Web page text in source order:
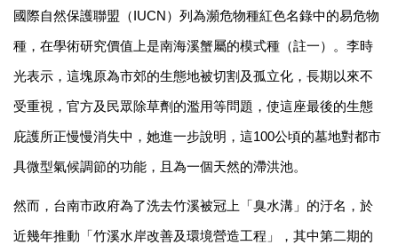
國際自然保護聯盟（IUCN）列為瀕危物種紅色名錄中的易危物
種，在學術研究價值上是南海溪蟹屬的模式種（註一）。李時
光表示，這塊原為市郊的生態地被切割及孤立化，長期以來不
受重視，官方及民眾除草劑的濫用等問題，使這座最後的生態
庇護所正慢慢消失中，她進一步說明，這100公頃的墓地對都市
具微型氣候調節的功能，且為一個天然的滯洪池。
然而，台南市政府為了洗去竹溪被冠上「臭水溝」的汙名，於
近幾年推動「竹溪水岸改善及環境營造工程」，其中第二期的